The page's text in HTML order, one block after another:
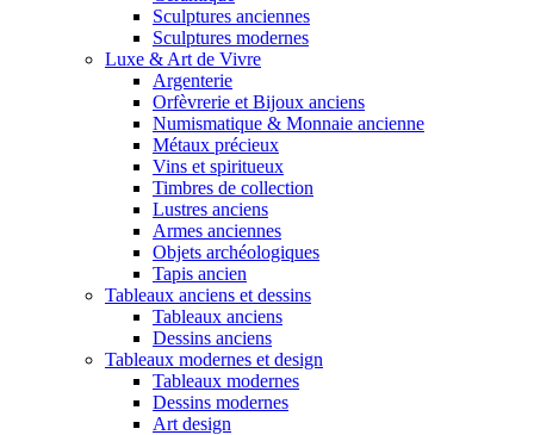
Sculptures anciennes
Sculptures modernes
Luxe & Art de Vivre
Argenterie
Orfèvrerie et Bijoux anciens
Numismatique & Monnaie ancienne
Métaux précieux
Vins et spiritueux
Timbres de collection
Lustres anciens
Armes anciennes
Objets archéologiques
Tapis ancien
Tableaux anciens et dessins
Tableaux anciens
Dessins anciens
Tableaux modernes et design
Tableaux modernes
Dessins modernes
Art design